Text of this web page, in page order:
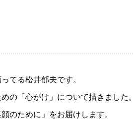
てる松井郁夫です。
の「心がけ」について描きました。
のために」をお届けします。